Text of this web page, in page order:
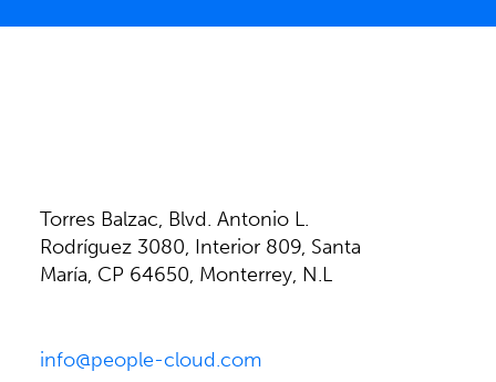
Torres Balzac, Blvd. Antonio L.
Rodríguez 3080, Interior 809, Santa
María, CP 64650, Monterrey, N.L
info@people-cloud.com